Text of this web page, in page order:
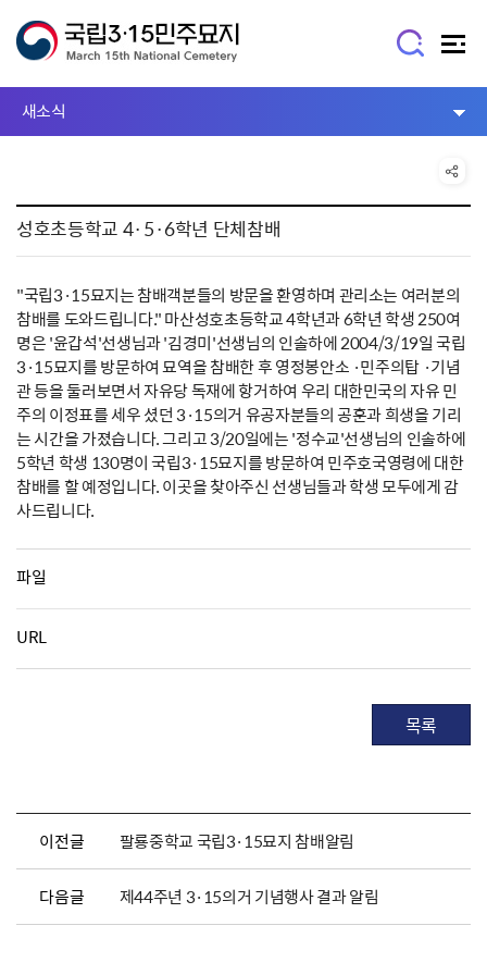
새소식
성호초등학교 4·5·6학년 단체참배
"국립3·15묘지는 참배객분들의 방문을 환영하며 관리소는 여러분의
참배를 도와드립니다." 마산성호초등학교 4학년과 6학년 학생 250여
명은 '윤갑석'선생님과 '김경미'선생님의 인솔하에 2004/3/19일 국립
3·15묘지를 방문하여 묘역을 참배한 후 영정봉안소 ·민주의탑 ·기념
관 등을 둘러보면서 자유당 독재에 항거하여 우리 대한민국의 자유 민
주의 이정표를 세우 셨던 3·15의거 유공자분들의 공훈과 희생을 기리
는 시간을 가졌습니다. 그리고 3/20일에는 '정수교'선생님의 인솔하에
5학년 학생 130명이 국립3·15묘지를 방문하여 민주호국영령에 대한
참배를 할 예정입니다. 이곳을 찾아주신 선생님들과 학생 모두에게 감
사드립니다.
파일
URL
목록
이전글 팔룡중학교 국립3·15묘지 참배알림
다음글 제44주년 3·15의거 기념행사 결과 알림